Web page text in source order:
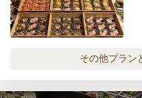
オードブル
15,000円
オ
その他プラン